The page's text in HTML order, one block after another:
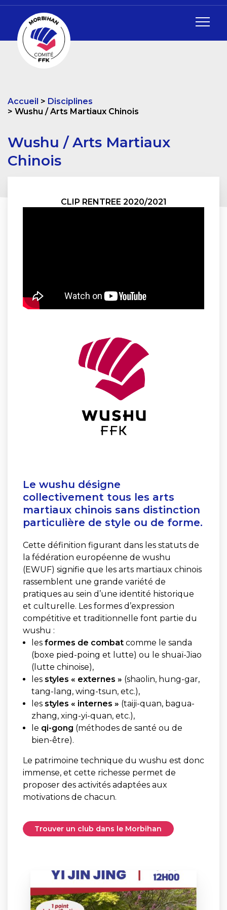
Accueil
Disciplines
Wushu / Arts Martiaux Chinois
Wushu / Arts Martiaux
Chinois
CLIP RENTREE 2020/2021
Le wushu désigne
collectivement tous les arts
martiaux chinois sans distinction
particulière de style ou de forme.
Cette définition figurant dans les statuts de
la fédération européenne de wushu
(EWUF) signifie que les arts martiaux chinois
rassemblent une grande variété de
pratiques au sein d’une identité historique
et culturelle. Les formes d’expression
compétitive et traditionnelle font partie du
wushu :
les formes de combatcomme le sanda
(boxe pied-poing et lutte) ou le shuaï-Jiao
(lutte chinoise),
lesstyles « externes » (shaolin, hung-gar,
tang-lang, wing-tsun, etc.),
les styles « internes » (taiji-quan, bagua-
zhang, xing-yi-quan, etc.),
le qi-gong (méthodes de santé ou de
bien-être).
Le patrimoine technique du wushu est donc
immense, et cette richesse permet de
proposer des activités adaptées aux
motivations de chacun.
Trouver un club dans le Morbihan